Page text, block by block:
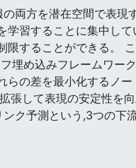
両方を潜在空間で表
習することに集中し
限することができる
埋め込みフレームワー
らの差を最小化するノ
張して表現の安定性を
ク予測という,3つの下